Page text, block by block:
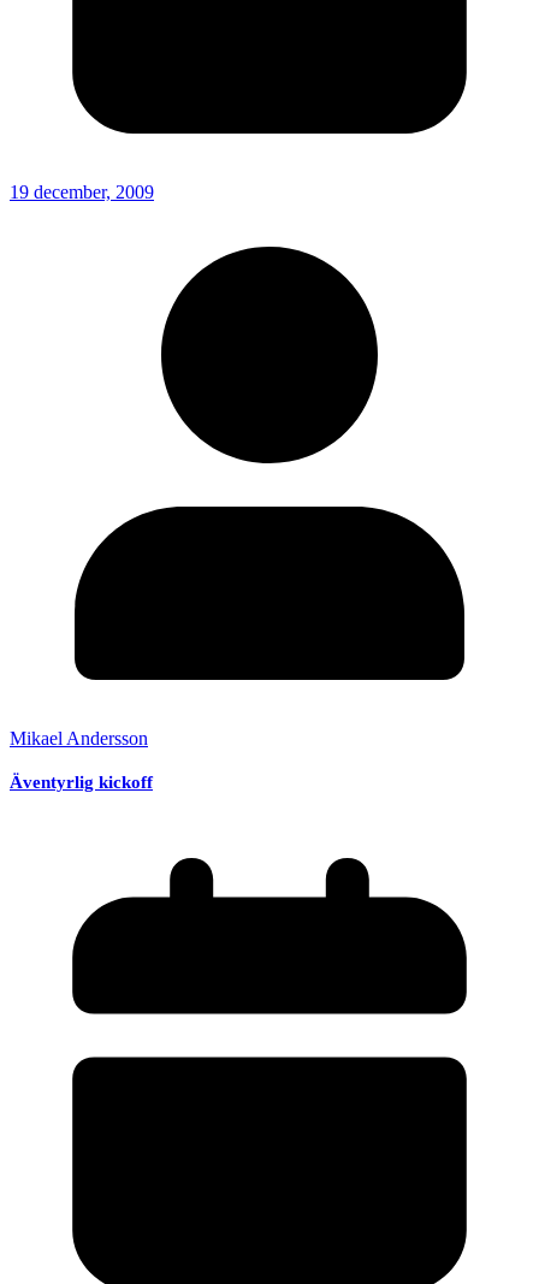
19 december, 2009
Mikael Andersson
Äventyrlig kickoff